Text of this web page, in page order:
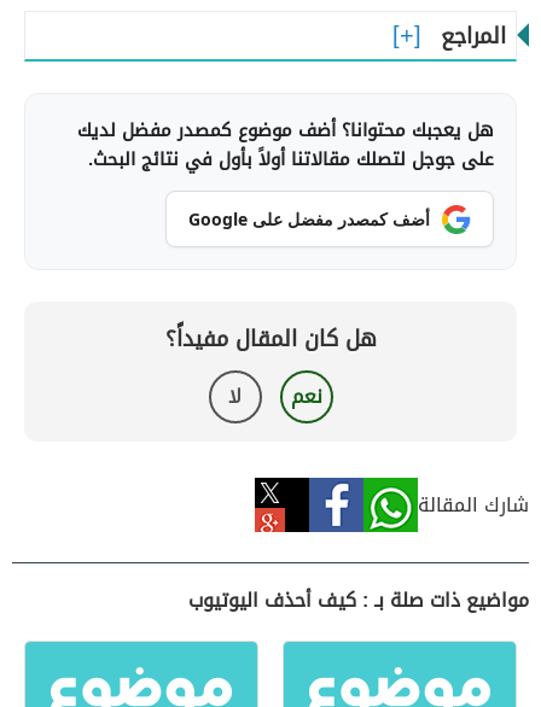
المراجع
هل يعجبك محتوانا؟ أضف موضوع كمصدر مفضل لديك
على جوجل لتصلك مقالاتنا أولاً بأول في نتائج البحث.
أضف كمصدر مفضل على Google
هل كان المقال مفيداً؟
نعم لا
شارك المقالة
مواضيع ذات صلة بـ : كيف أحذف اليوتيوب